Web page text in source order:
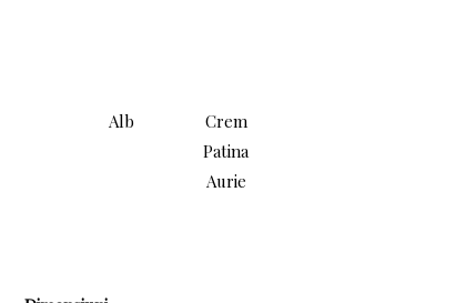
Alb
Crem
Patina
Aurie